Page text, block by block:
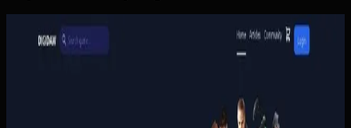
Website
Digidaw Gameshop